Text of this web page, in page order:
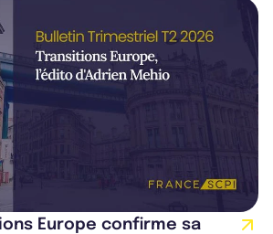
Europe confirme sa